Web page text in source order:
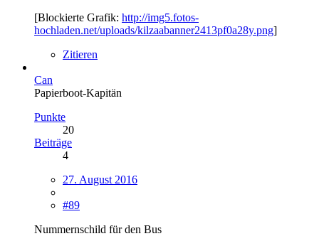
[Blockierte Grafik: http://img5.fotos-
hochladen.net/uploads/kilzaabanner2413pf0a28y.png]
Zitieren
Can
Papierboot-Kapitän
Punkte
20
Beiträge
4
27. August 2016
#89
Nummernschild für den Bus